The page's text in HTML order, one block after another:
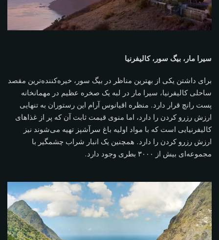
سیرا مار، بیگ سور، کالیفرنیا
برای داشتن یکی از بهترین مناظر در بیگ سور، خیره‌کننده‌ترین مقصد
ساحلی کالیفرنیا، سیرا مار در لبه یک صخره عظیم در مهمانخانه
پست رانچ قرار دارد. منظره اقیانوس آرام این رستوران به تنهایی
ارزش رزرو کردن را دارد، اما منوی قیمت ثابت آن که پر از غذاهای
کالیفرنیایی است که با مواد اولیه باغ سرآشپز تهیه می‌شوند نیز
ارزش رزرو کردن را دارد. همچنین یک انبار شراب چشمگیر با
مجموعه‌ای بیش از ۳۰۰۰ بطری وجود دارد.